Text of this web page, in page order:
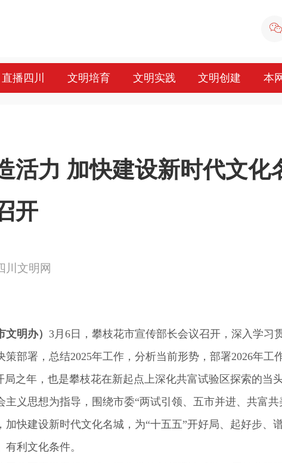
直播四川 文明培育 文明实践 文明创建 本
活力 加快建设新时代文
开
川文明网
明办） 3月6日，攀枝花市宣传部长会议召开，深入学习
部署，总结2025年工作，分析当前形势，部署2026年工作
之年，也是攀枝花在新起点上深化共富试验区探索的当
义思想为指导，围绕市委“两试引领、五市并进、共富共
快建设新时代文化名城，为“十五五”开好局、起好步、
利文化条件。